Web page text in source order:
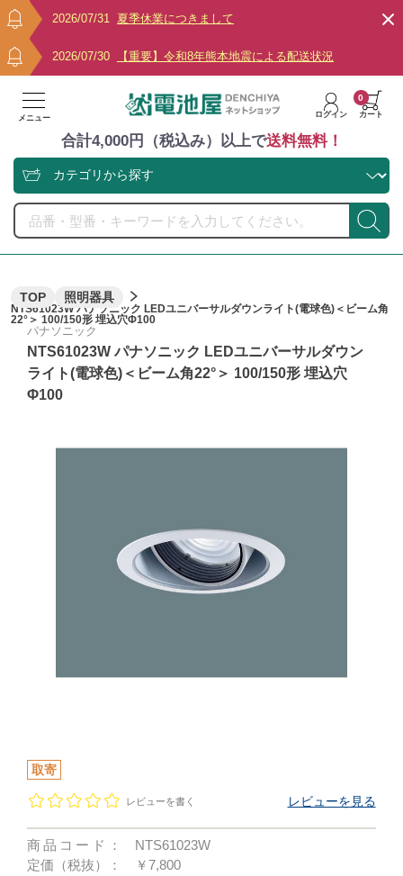
2026/07/31 夏季休業につきまして
2026/07/30 【重要】令和8年熊本地震による配送状況
メニュー ログイン カート
0
合計4,000円（税込み）以上で送料無料！
TOP 照明器具
NTS61023W パナソニック LEDユニバーサルダウンライト(電球色)＜ビーム角
22°＞ 100/150形 埋込穴Φ100
パナソニック
NTS61023W パナソニック LEDユニバーサルダウン
ライト(電球色)＜ビーム角22°＞ 100/150形 埋込穴
Φ100
取寄
レビューを書く レビューを見る
商品コード：
NTS61023W
定価（税抜）：
￥7,800